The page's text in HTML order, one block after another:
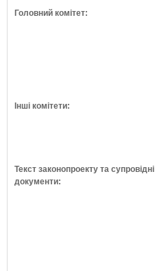
Головний комітет:
Інші комітети:
Текст законопроекту та супровідні
документи: